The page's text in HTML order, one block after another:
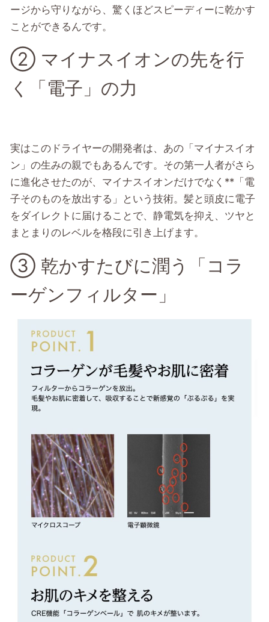
ージから守りながら、驚くほどスピーディーに乾かす
ことができるんです。
② マイナスイオンの先を行
く「電子」の力
実はこのドライヤーの開発者は、あの「マイナスイオ
ン」の生みの親でもあるんです。その第一人者がさら
に進化させたのが、マイナスイオンだけでなく**「電
子そのものを放出する」という技術。髪と頭皮に電子
をダイレクトに届けることで、静電気を抑え、ツヤと
まとまりのレベルを格段に引き上げます。
③ 乾かすたびに潤う「コラ
ーゲンフィルター」